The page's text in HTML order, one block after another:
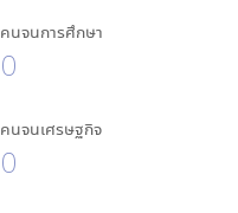
คนจนการศึกษา
0
คนจนเศรษฐกิจ
0